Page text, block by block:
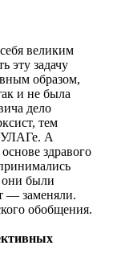
великим
эту задачу
образом,
и не была
дело
тем
А
здравого
они были
— заменяли.
обобщения.